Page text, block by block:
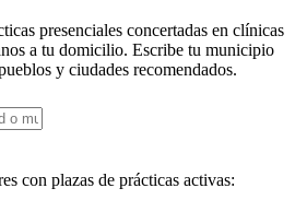
presenciales concertadas en clínicas
a tu domicilio. Escribe tu municipio
y ciudades recomendados.
con plazas de prácticas activas: